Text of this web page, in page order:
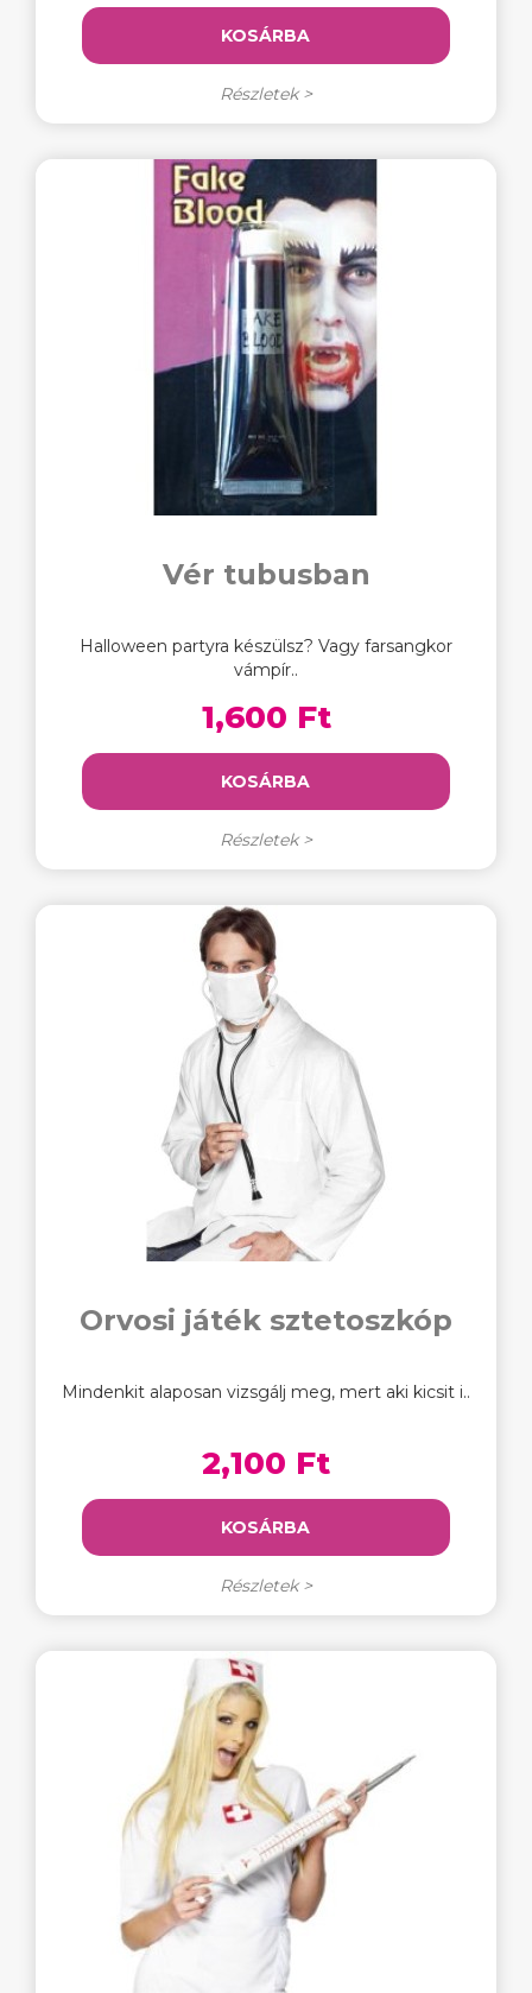
KOSÁRBA
Részletek >
Vér tubusban
Halloween partyra készülsz? Vagy farsangkor
vámpír..
1,600 Ft
KOSÁRBA
Részletek >
Orvosi játék sztetoszkóp
Mindenkit alaposan vizsgálj meg, mert aki kicsit i..
2,100 Ft
KOSÁRBA
Részletek >